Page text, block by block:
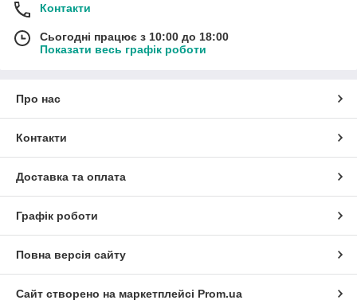
Контакти
Сьогодні працює з 10:00 до 18:00
Показати весь графік роботи
Про нас
Контакти
Доставка та оплата
Графік роботи
Повна версія сайту
Сайт створено на маркетплейсі Prom.ua